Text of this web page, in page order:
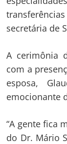
secretária de
A cerimônia
com a
esposa,
emocionante
“A gente fica
do Dr. Mário
de